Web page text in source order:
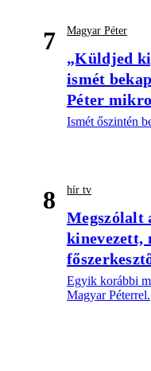
7 Magyar Péter
„Küldjed
ismét
Péter
Ismét őszintén
8 hír tv
Megszólalt
Egyik korábbi
Magyar Péterrel.